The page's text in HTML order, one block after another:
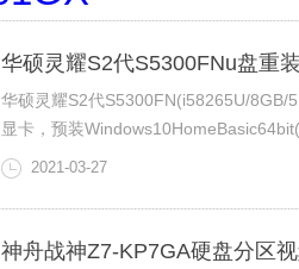
华硕灵耀S2代S5300FNu盘重
华硕灵耀S2代S5300FN(i58265U/8GB/
显卡，预装
对应的视频教程呢？
2021-03-27
神舟战神Z7-KP7GA硬盘分区